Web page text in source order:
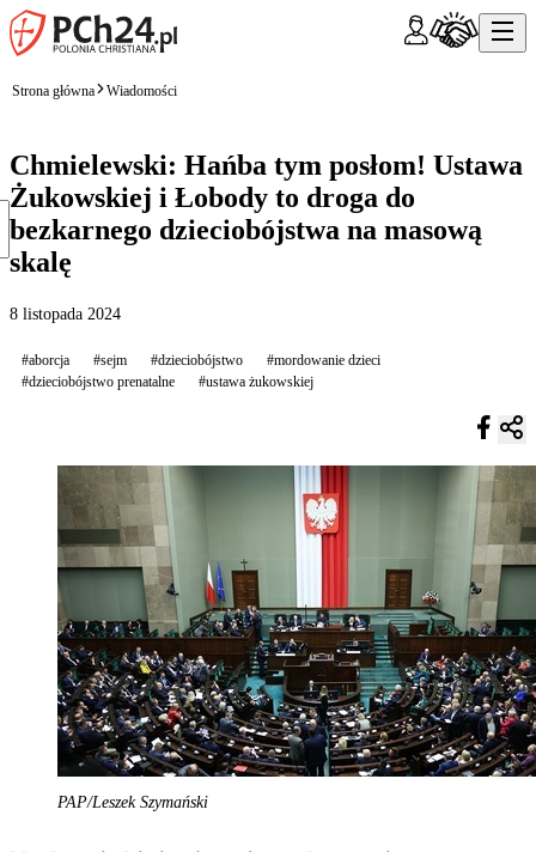
Strona główna Wiadomości
Chmielewski: Hańba tym posłom! Ustawa
Żukowskiej i Łobody to droga do
bezkarnego dzieciobójstwa na masową
skalę
8 listopada 2024
#aborcja #sejm #dzieciobójstwo
#mordowanie dzieci
#dzieciobójstwo prenatalne
#ustawa żukowskiej
PAP/Leszek Szymański